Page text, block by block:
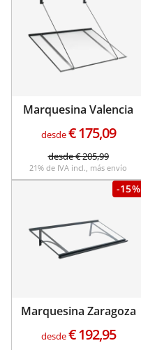
Marquesina Valencia
desde€175,09
desde€205,99
21% de IVA incl., más envío
-15%
Marquesina Zaragoza
desde€192,95